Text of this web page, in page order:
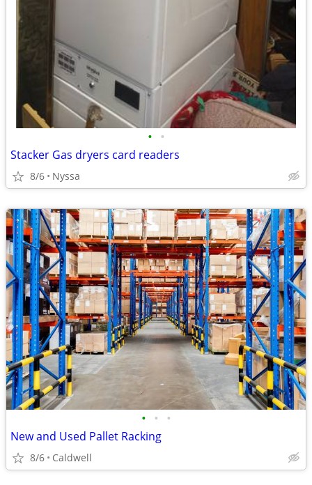
• •
Stacker Gas dryers card readers
8/6 Nyssa
• • •
New and Used Pallet Racking
8/6 Caldwell